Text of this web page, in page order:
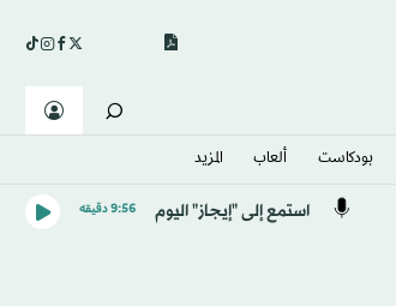
بودكاست ألعاب المزيد
استمع إلى "إيجاز" اليوم 9:56 دقيقه